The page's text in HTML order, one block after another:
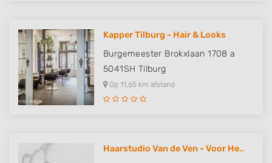
Kapper Tilburg - Hair & Looks
Burgemeester Brokxlaan 1708 a
5041SH Tilburg
Op 11,65 km afstand
Haarstudio Van de Ven - Voor He..